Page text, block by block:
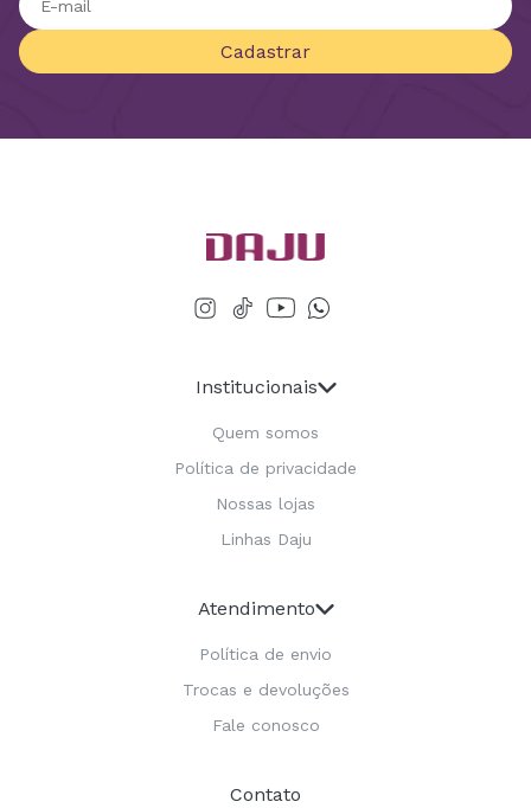
Cadastrar
Institucionais
Quem somos
Política de privacidade
Nossas lojas
Linhas Daju
Atendimento
Política de envio
Trocas e devoluções
Fale conosco
Contato